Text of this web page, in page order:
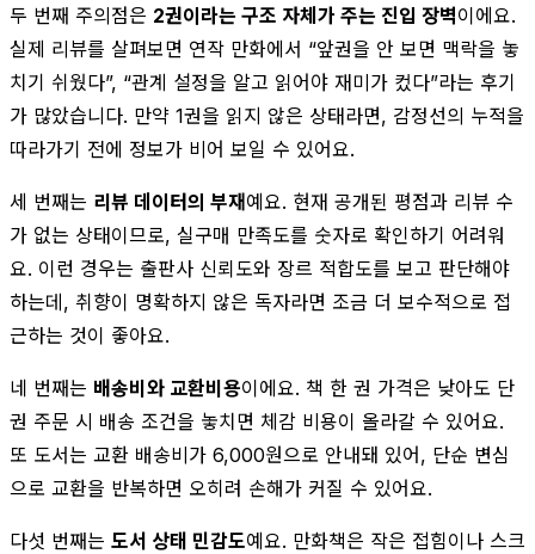
두 번째 주의점은 2권이라는 구조 자체가 주는 진입 장벽이에요.
실제 리뷰를 살펴보면 연작 만화에서 “앞권을 안 보면 맥락을 놓
치기 쉬웠다”, “관계 설정을 알고 읽어야 재미가 컸다”라는 후기
가 많았습니다. 만약 1권을 읽지 않은 상태라면, 감정선의 누적을
따라가기 전에 정보가 비어 보일 수 있어요.
세 번째는 리뷰 데이터의 부재예요. 현재 공개된 평점과 리뷰 수
가 없는 상태이므로, 실구매 만족도를 숫자로 확인하기 어려워
요. 이런 경우는 출판사 신뢰도와 장르 적합도를 보고 판단해야
하는데, 취향이 명확하지 않은 독자라면 조금 더 보수적으로 접
근하는 것이 좋아요.
네 번째는 배송비와 교환비용이에요. 책 한 권 가격은 낮아도 단
권 주문 시 배송 조건을 놓치면 체감 비용이 올라갈 수 있어요.
또 도서는 교환 배송비가 6,000원으로 안내돼 있어, 단순 변심
으로 교환을 반복하면 오히려 손해가 커질 수 있어요.
다섯 번째는 도서 상태 민감도예요. 만화책은 작은 접힘이나 스크